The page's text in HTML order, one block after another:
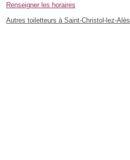
Renseigner les horaires
Autres toiletteurs à Saint-Christol-lez-Alès